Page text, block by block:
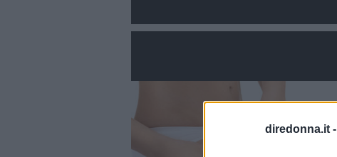
diredonna.it -